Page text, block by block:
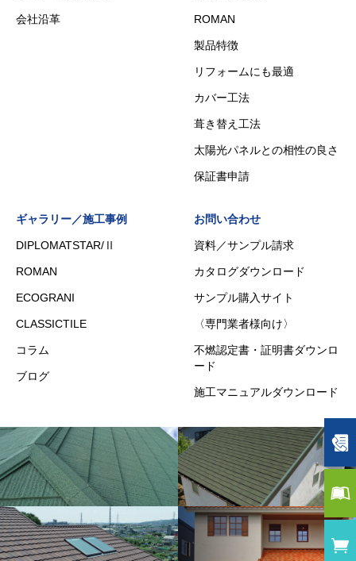
会社沿革 ROMAN
製品特徴
リフォームにも最適
カバー工法
葺き替え工法
太陽光パネルとの相性の良さ
保証書申請
ギャラリー／施工事例
DIPLOMATSTAR/Ⅱ
ROMAN
ECOGRANI
CLASSICTILE
コラム
ブログ
お問い合わせ
資料／サンプル請求
カタログダウンロード
サンプル購入サイト
〈専門業者様向け〉
不燃認定書・証明書ダウンロ
ード
施工マニュアルダウンロード